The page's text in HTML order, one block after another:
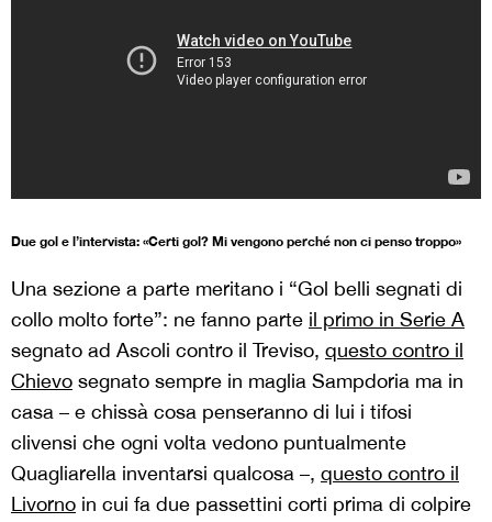
Due gol e l’intervista: «Certi gol? Mi vengono perché non ci penso troppo»
Una sezione a parte meritano i “Gol belli segnati di
collo molto forte”: ne fanno parte il primo in Serie A
segnato ad Ascoli contro il Treviso, questo contro il
Chievo segnato sempre in maglia Sampdoria ma in
casa – e chissà cosa penseranno di lui i tifosi
clivensi che ogni volta vedono puntualmente
Quagliarella inventarsi qualcosa –, questo contro il
Livorno in cui fa due passettini corti prima di colpire